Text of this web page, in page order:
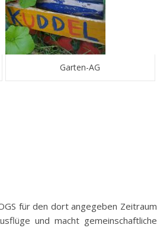
Garten-AG
für den dort angegeben Zeitraum
und macht gemeinschaftliche